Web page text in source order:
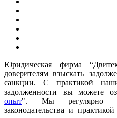
Юридическая фирма
доверителям взыскать
санкции. С практикой
задолженности вы можете
опыт". Мы регулярно
законодательства и